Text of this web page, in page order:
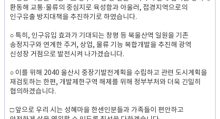
환동해 교통·물류의 중심지로 육성함과 아울러, 접경지역으로의
인구유출 방지대책을 추진하기로 하였습니다.
○ 특히, 인구유입 효과가 기대되는 창평 등 북울산역 일원을 기존
송정지구와 연계한 주거, 상업, 물류 기능 복합개발을 추진해 광역
신성장 거점으로 발전시켜 나가겠습니다.
○ 이를 위해 2040 울산시 중장기발전계획을 수립하고 관련 도시계획을
재검토하는 한편, 개발제한구역 해제를 위해 정부부처와 더욱 긴밀히
협의하겠습니다.
□ 앞으로 우리 시는 성혜마을 한센인분들과 가족들이 편안하고